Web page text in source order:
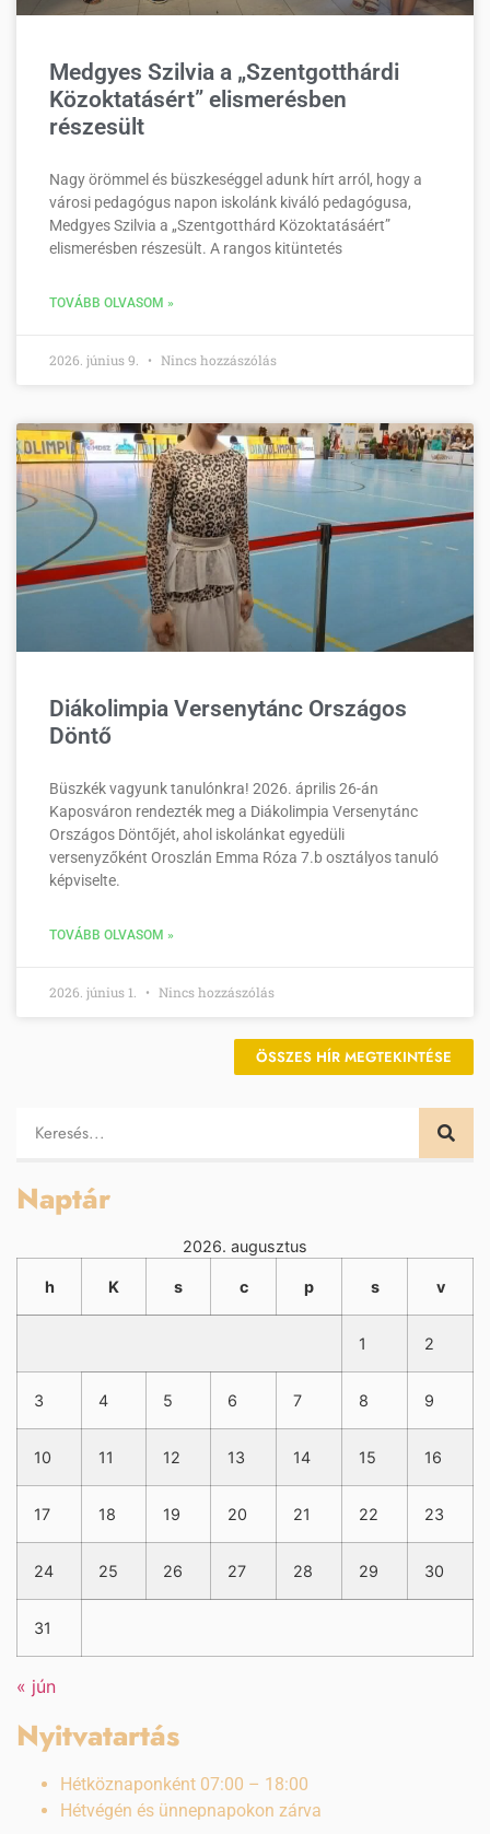
Medgyes Szilvia a „Szentgotthárdi
Közoktatásért” elismerésben
részesült
Nagy örömmel és büszkeséggel adunk hírt arról, hogy a
városi pedagógus napon iskolánk kiváló pedagógusa,
Medgyes Szilvia a „Szentgotthárd Közoktatásáért”
elismerésben részesült. A rangos kitüntetés
TOVÁBB OLVASOM »
2026. június 9. Nincs hozzászólás
Diákolimpia Versenytánc Országos
Döntő
Büszkék vagyunk tanulónkra! 2026. április 26-án
Kaposváron rendezték meg a Diákolimpia Versenytánc
Országos Döntőjét, ahol iskolánkat egyedüli
versenyzőként Oroszlán Emma Róza 7.b osztályos tanuló
képviselte.
TOVÁBB OLVASOM »
2026. június 1. Nincs hozzászólás
ÖSSZES HÍR MEGTEKINTÉSE
Naptár
2026. augusztus
h K s c p s v
1 2
3 4 5 6 7 8 9
10 11 12 13 14 15 16
17 18 19 20 21 22 23
24 25 26 27 28 29 30
31
« jún
Nyitvatartás
Hétköznaponként 07:00 – 18:00
Hétvégén és ünnepnapokon zárva